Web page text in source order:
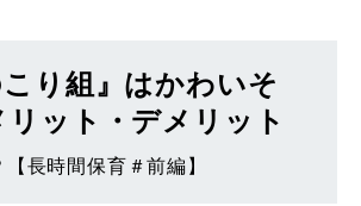
り組』はかわいそ
ット・デメリット
長時間保育＃前編】